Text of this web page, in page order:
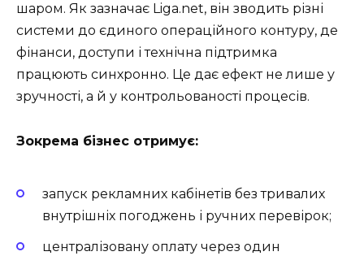
шаром. Як зазначає Liga.net, він зводить різні
системи до єдиного операційного контуру, де
фінанси, доступи і технічна підтримка
працюють синхронно. Це дає ефект не лише у
зручності, а й у контрольованості процесів.
Зокрема бізнес отримує:
запуск рекламних кабінетів без тривалих
внутрішніх погоджень і ручних перевірок;
централізовану оплату через один